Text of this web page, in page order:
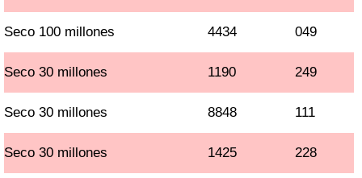
Seco 100 millones 4434 049
Seco 30 millones 1190 249
Seco 30 millones 8848 111
Seco 30 millones 1425 228